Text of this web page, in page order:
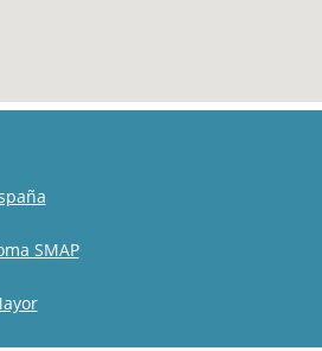
SMAP